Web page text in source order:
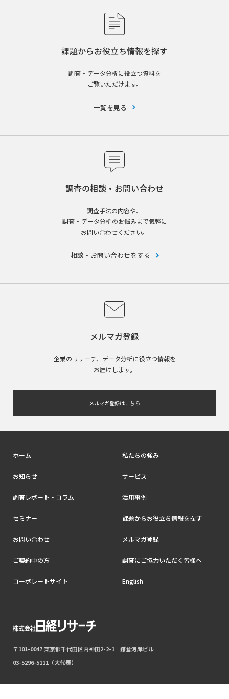
課題からお役立ち情報を探す
調査・データ分析に役立つ資料を
ご覧いただけます。
一覧を見る
調査の相談・お問い合わせ
調査手法の内容や、
調査・データ分析のお悩みまで気軽に
お問い合わせください。
相談・お問い合わせをする
メルマガ登録
企業のリサーチ、データ分析に役立つ情報を
お届けします。
メルマガ登録はこちら
ホーム 私たちの強み
お知らせ サービス
調査レポート・コラム 活用事例
セミナー 課題からお役立ち情報を探す
お問い合わせ メルマガ登録
ご契約中の方 調査にご協力いただく皆様へ
コーポレートサイト English
〒101-0047 東京都千代田区内神田2-2-1 鎌倉河岸ビル
03-5296-5111（大代表）